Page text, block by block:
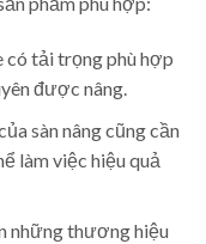
có tải trọng phù hợp
được nâng.
sàn nâng cũng cần
làm việc hiệu quả
những thương hiệu